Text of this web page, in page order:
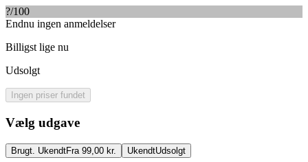
?/100
Endnu ingen anmeldelser
Billigst lige nu
Udsolgt
Ingen priser fundet
Vælg udgave
Brugt. UkendtFra 99,00 kr. UkendtUdsolgt